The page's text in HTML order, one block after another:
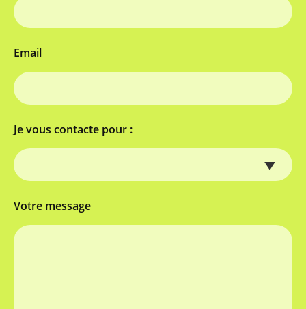
Email
Je vous contacte pour :
Votre message